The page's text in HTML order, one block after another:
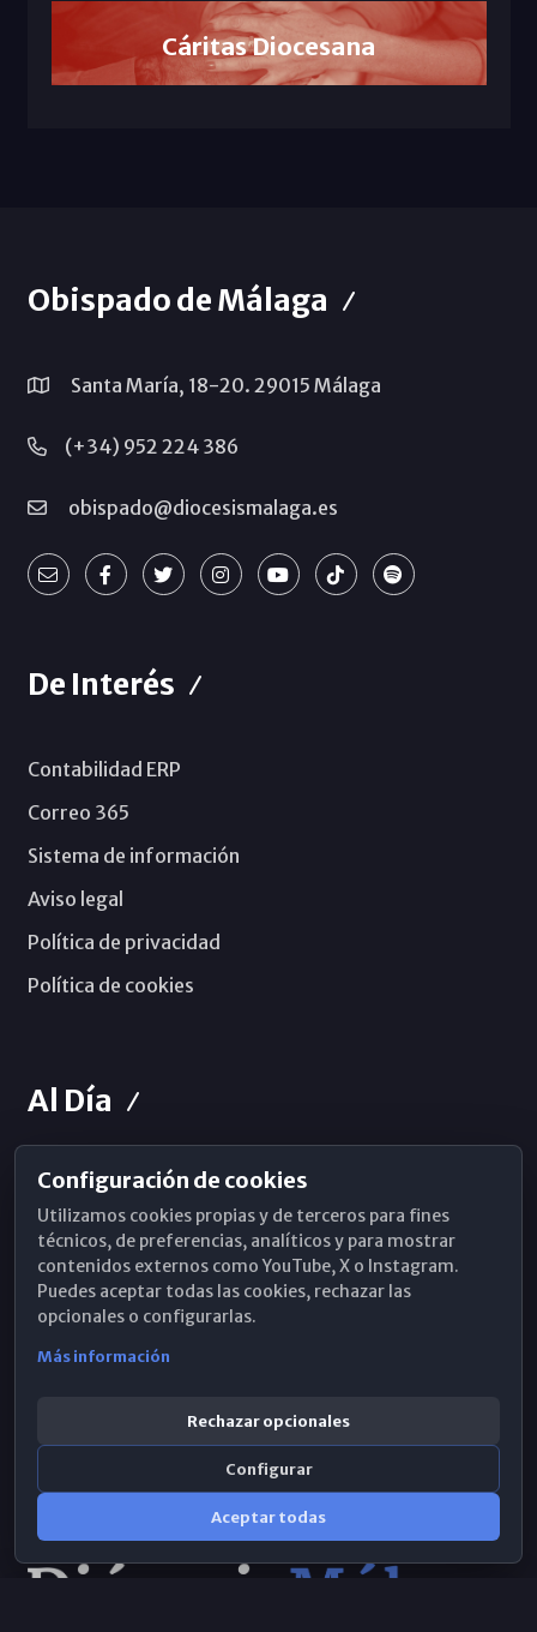
Cáritas Diocesana
Obispado de Málaga
Santa María, 18-20. 29015 Málaga
(+34) 952 224 386
obispado@diocesismalaga.es
De Interés
Contabilidad ERP
Correo 365
Sistema de información
Aviso legal
Política de privacidad
Política de cookies
Al Día
Horarios de Misa
Hemeroteca
WhatsApp
Configuración de cookies
Utilizamos cookies propias y de terceros para fines
técnicos, de preferencias, analíticos y para mostrar
contenidos externos como YouTube, X o Instagram.
Puedes aceptar todas las cookies, rechazar las
opcionales o configurarlas.
Más información
Rechazar opcionales
Configurar
Aceptar todas